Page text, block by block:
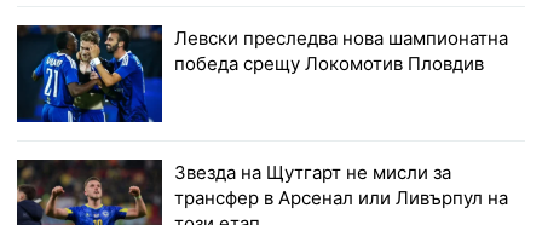
Левски преследва нова шампионатна
победа срещу Локомотив Пловдив
Звезда на Щутгарт не мисли за
трансфер в Арсенал или Ливърпул на